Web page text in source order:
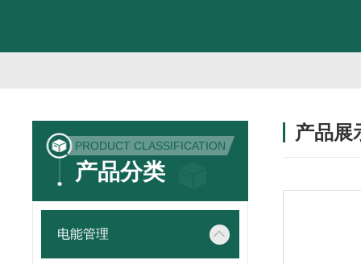
产品展
PRODUCT CLASSIFICATION
产品分类
电能管理